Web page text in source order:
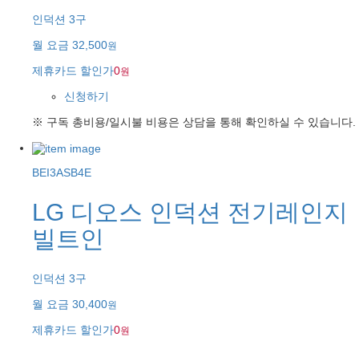
인덕션 3구
월 요금 32,500원
제휴카드 할인가0원
신청하기
※ 구독 총비용/일시불 비용은 상담을 통해 확인하실 수 있습니다.
BEI3ASB4E
LG 디오스 인덕션 전기레인지
빌트인
인덕션 3구
월 요금 30,400원
제휴카드 할인가0원